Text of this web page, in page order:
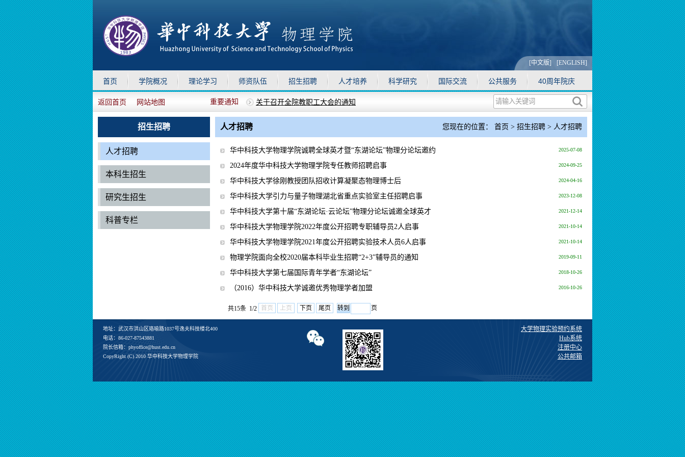
[ENGLISH]
[中文版]
首页 学院概况 理论学习 师资队伍 招生招聘 人才培养 科学研究 国际交流 公共服务 40周年院庆
返回首页 网站地图 重要通知
关于召开全院教职工大会的通知
关于召开全院教职工大会的通知
物理学院2026年兼职辅导员选聘通知
上移 下移
招生招聘
人才招聘
本科生招生
研究生招生
科普专栏
人才招聘 您现在的位置： 首页 > 招生招聘 > 人才招聘
2025-07-08
华中科技大学物理学院诚聘全球英才暨“东湖论坛”物理分论坛邀约
2024-09-25
2024年度华中科技大学物理学院专任教师招聘启事
2024-04-16
华中科技大学徐刚教授团队招收计算凝聚态物理博士后
2023-12-08
华中科技大学引力与量子物理湖北省重点实验室主任招聘启事
2021-12-14
华中科技大学第十届“东湖论坛·云论坛”物理分论坛诚邀全球英才
2021-10-14
华中科技大学物理学院2022年度公开招聘专职辅导员2人启事
2021-10-14
华中科技大学物理学院2021年度公开招聘实验技术人员6人启事
2019-09-11
物理学院面向全校2020届本科毕业生招聘“2+3”辅导员的通知
2018-10-26
华中科技大学第七届国际青年学者“东湖论坛”
2016-10-26
（2016）华中科技大学诚邀优秀物理学者加盟
共15条 1/2 首页 上页 下页 尾页 页
大学物理实验预约系统
Hub系统
注册中心
公共邮箱
地址：武汉市洪山区珞喻路1037号逸夫科技楼北400
电话：86-027-87543881
院长信箱：phyoffice@hust.edu.cn
CopyRight (C) 2010 华中科技大学物理学院